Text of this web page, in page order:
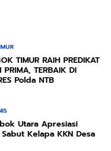
TIMUR RAIH PREDIKAT
TERBAIK DI
Polda NTB
Utara Apresiasi
Kelapa KKN Desa